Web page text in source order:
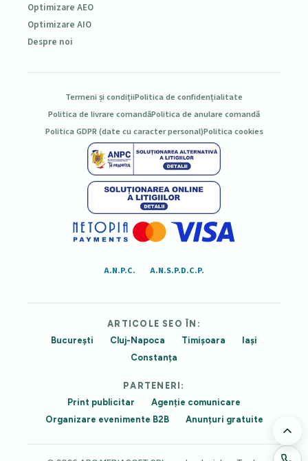
Optimizare AEO
Optimizare AIO
Despre noi
Termeni și condițiiPolitica de confidențialitate
Politica de livrare comandăPolitica de anulare comandă
Politica GDPR (date cu caracter personal)Politica cookies
A.N.P.C. A.N.S.P.D.C.P.
ARTICOLE SEO ÎN:
București
Cluj-Napoca Timișoara
Iași
Constanța
PARTENERI:
Print publicitar
Agenție comunicare
Organizare evenimente B2B
Anunțuri gratuite